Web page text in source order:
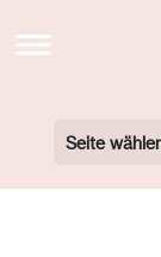
Seite
STOLL’S